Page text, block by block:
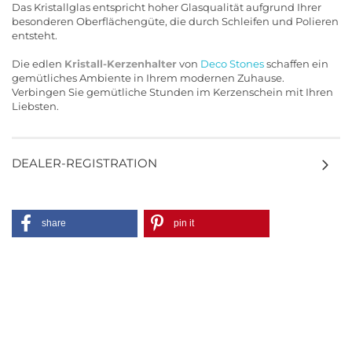
Das Kristallglas entspricht hoher Glasqualität aufgrund Ihrer
besonderen Oberflächengüte, die durch Schleifen und Polieren
entsteht.
Die edlen Kristall-Kerzenhaltervon Deco Stonesschaffen ein
gemütliches Ambiente in Ihrem modernen Zuhause.
Verbingen Sie gemütliche Stunden im Kerzenschein mit Ihren
Liebsten.
DEALER-REGISTRATION
share pin it